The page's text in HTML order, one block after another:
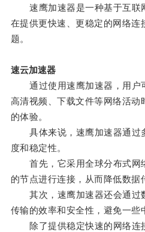
速鹰加速器是一种基于互联
在提供更快速、更稳定的网络连
题。
速云加速器
通过使用速鹰加速器，用户
高清视频、下载文件等网络活动
的体验。
具体来说，速鹰加速器通过
度和稳定性。
首先，它采用全球分布式网
的节点进行连接，从而降低数据
其次，速鹰加速器还会通过
传输的效率和安全性，避免一些
除了提供稳定快速的网络连